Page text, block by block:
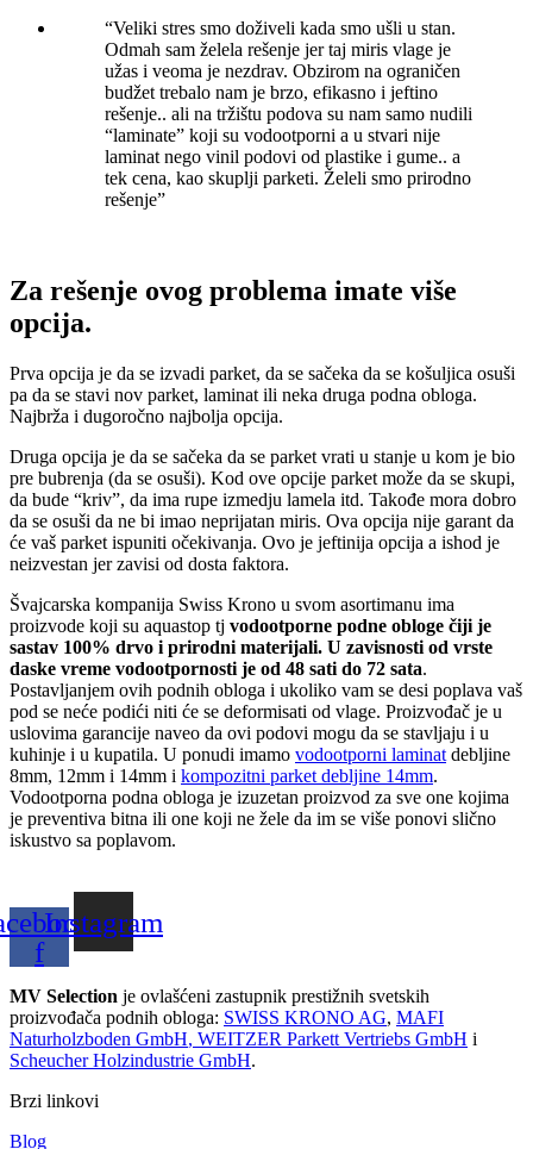
“Veliki stres smo doživeli kada smo ušli u stan.
Odmah sam želela rešenje jer taj miris vlage je
užas i veoma je nezdrav. Obzirom na ograničen
budžet trebalo nam je brzo, efikasno i jeftino
rešenje.. ali na tržištu podova su nam samo nudili
“laminate” koji su vodootporni a u stvari nije
laminat nego vinil podovi od plastike i gume.. a
tek cena, kao skuplji parketi. Želeli smo prirodno
rešenje”
Za rešenje ovog problema imate više
opcija.
Prva opcija je da se izvadi parket, da se sačeka da se košuljica osuši
pa da se stavi nov parket, laminat ili neka druga podna obloga.
Najbrža i dugoročno najbolja opcija.
Druga opcija je da se sačeka da se parket vrati u stanje u kom je bio
pre bubrenja (da se osuši). Kod ove opcije parket može da se skupi,
da bude “kriv”, da ima rupe izmedju lamela itd. Takođe mora dobro
da se osuši da ne bi imao neprijatan miris. Ova opcija nije garant da
će vaš parket ispuniti očekivanja. Ovo je jeftinija opcija a ishod je
neizvestan jer zavisi od dosta faktora.
Švajcarska kompanija Swiss Krono u svom asortimanu ima
proizvode koji su aquastop tj vodootporne podne obloge čiji je
sastav 100% drvo i prirodni materijali. U zavisnosti od vrste
daske vreme vodootpornosti je od 48 sati do 72 sata.
Postavljanjem ovih podnih obloga i ukoliko vam se desi poplava vaš
pod se neće podići niti će se deformisati od vlage. Proizvođač je u
uslovima garancije naveo da ovi podovi mogu da se stavljaju i u
kuhinje i u kupatila. U ponudi imamo vodootporni laminat debljine
8mm, 12mm i 14mm i kompozitni parket debljine 14mm.
Vodootporna podna obloga je izuzetan proizvod za sve one kojima
je preventiva bitna ili one koji ne žele da im se više ponovi slično
iskustvo sa poplavom.
f
Instagram
MV Selection je ovlašćeni zastupnik prestižnih svetskih
proizvođača podnih obloga: SWISS KRONO AG, MAFI
Naturholzboden GmbH, WEITZER Parkett Vertriebs GmbH i
Scheucher Holzindustrie GmbH.
Brzi linkovi
Blog